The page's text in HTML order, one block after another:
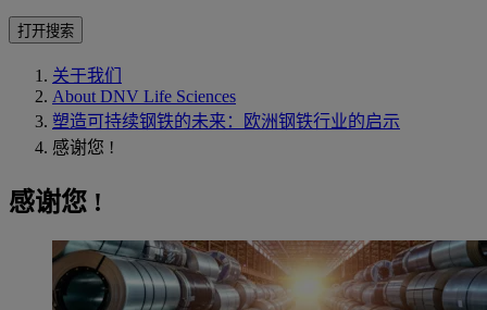
打开搜索
关于我们
About DNV Life Sciences
塑造可持续钢铁的未来：欧洲钢铁行业的启示
感谢您 !
感谢您 !